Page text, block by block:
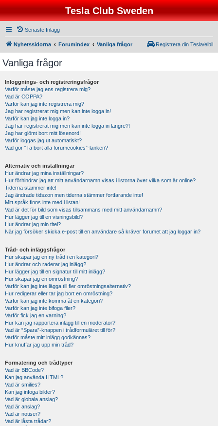
Tesla Club Sweden
Senaste Inlägg
Nyhetssidorna Forumindex Vanliga frågor Registrera din Tesla/elbil
Vanliga frågor
Inloggnings- och registreringsfrågor
Varför måste jag ens registrera mig?
Vad är COPPA?
Varför kan jag inte registrera mig?
Jag har registrerat mig men kan inte logga in!
Varför kan jag inte logga in?
Jag har registrerat mig men kan inte logga in längre?!
Jag har glömt bort mitt lösenord!
Varför loggas jag ut automatiskt?
Vad gör “Ta bort alla forumcookies”-länken?
Alternativ och inställningar
Hur ändrar jag mina inställningar?
Hur förhindrar jag att mitt användarnamn visas i listorna över vilka som är online?
Tiderna stämmer inte!
Jag ändrade tidszon men tiderna stämmer fortfarande inte!
Mitt språk finns inte med i listan!
Vad är det för bild som visas tillsammans med mitt användarnamn?
Hur lägger jag till en visningsbild?
Hur ändrar jag min titel?
När jag försöker skicka e-post till en användare så kräver forumet att jag loggar in?
Tråd- och inläggsfrågor
Hur skapar jag en ny tråd i en kategori?
Hur ändrar och raderar jag inlägg?
Hur lägger jag till en signatur till mitt inlägg?
Hur skapar jag en omröstning?
Varför kan jag inte lägga till fler omröstningsalternativ?
Hur redigerar eller tar jag bort en omröstning?
Varför kan jag inte komma åt en kategori?
Varför kan jag inte bifoga filer?
Varför fick jag en varning?
Hur kan jag rapportera inlägg till en moderator?
Vad är “Spara”-knappen i trådformuläret till för?
Varför måste mitt inlägg godkännas?
Hur knuffar jag upp min tråd?
Formatering och trådtyper
Vad är BBCode?
Kan jag använda HTML?
Vad är smilies?
Kan jag infoga bilder?
Vad är globala anslag?
Vad är anslag?
Vad är notiser?
Vad är låsta trådar?